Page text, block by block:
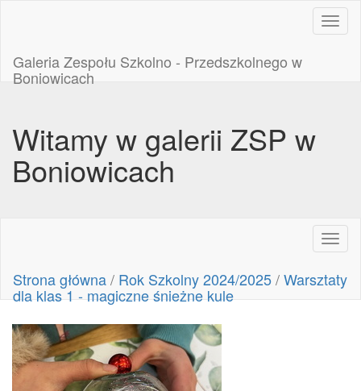
Galeria Zespołu Szkolno - Przedszkolnego w
Boniowicach
Witamy w galerii ZSP w
Boniowicach
Strona główna/ Rok Szkolny 2024/2025/Warsztaty
dla klas 1 - magiczne śnieżne kule